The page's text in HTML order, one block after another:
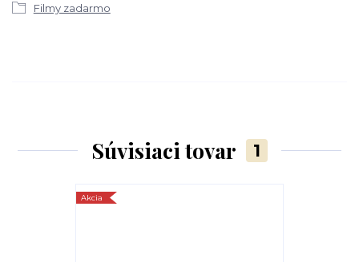
Filmy zadarmo
Súvisiaci tovar 1
Akcia